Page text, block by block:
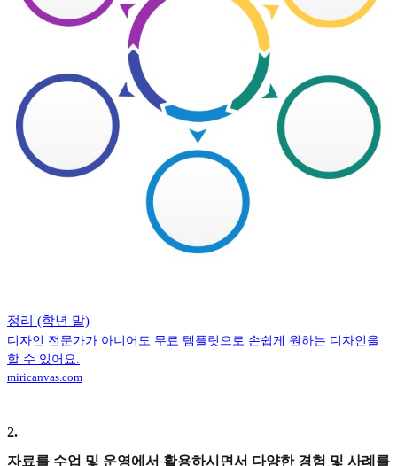
정리 (학년 말)
디자인 전문가가 아니어도 무료 템플릿으로 손쉽게 원하는 디자인을
할 수 있어요.
miricanvas.com
2.
자료를 수업 및 운영에서 활용하시면서 다양한 경험 및 사례를